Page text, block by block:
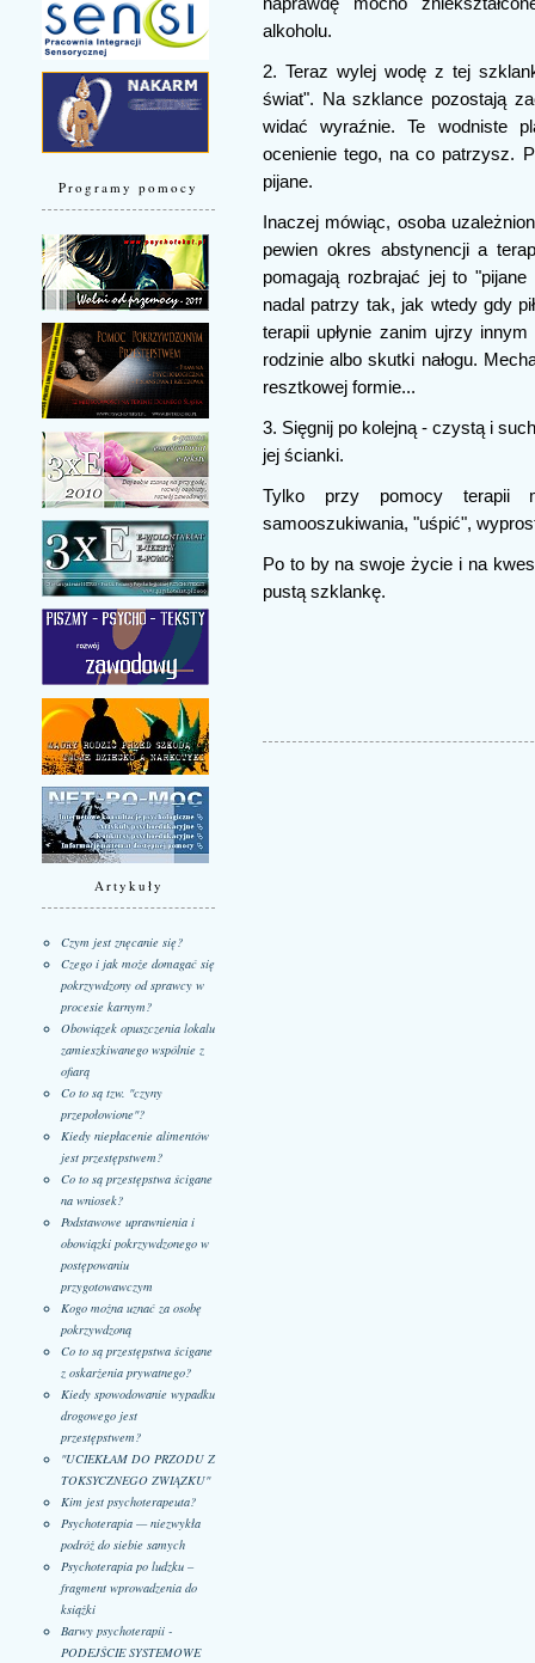
Programy pomocy
Artykuły
Czym jest znęcanie się?
Czego i jak może domagać się
pokrzywdzony od sprawcy w
procesie karnym?
Obowiązek opuszczenia lokalu
zamieszkiwanego wspólnie z
ofiarą
Co to są tzw. "czyny
przepołowione"?
Kiedy niepłacenie alimentów
jest przestępstwem?
Co to są przestępstwa ścigane
na wniosek?
Podstawowe uprawnienia i
obowiązki pokrzywdzonego w
postępowaniu
przygotowawczym
Kogo można uznać za osobę
pokrzywdzoną
Co to są przestępstwa ścigane
z oskarżenia prywatnego?
Kiedy spowodowanie wypadku
drogowego jest
przestępstwem?
"UCIEKŁAM DO PRZODU Z
TOKSYCZNEGO ZWIĄZKU"
Kim jest psychoterapeuta?
Psychoterapia — niezwykła
podróż do siebie samych
Psychoterapia po ludzku –
fragment wprowadzenia do
książki
Barwy psychoterapii -
PODEJŚCIE SYSTEMOWE
alkoholu.
2. Teraz wylej wodę z tej
świat". Na szklance pozostają
widać wyraźnie. Te wodniste
ocenienie tego, na co patrzysz.
pijane.
Inaczej mówiąc, osoba
pewien okres abstynencji a
pomagają rozbrajać jej to
nadal patrzy tak, jak wtedy gdy
terapii upłynie zanim ujrzy
rodzinie albo skutki nałogu.
resztkowej formie...
3. Sięgnij po kolejną - czystą i
jej ścianki.
Tylko przy pomocy terapii
samooszukiwania, "uśpić",
Po to by na swoje życie i na
pustą szklankę.